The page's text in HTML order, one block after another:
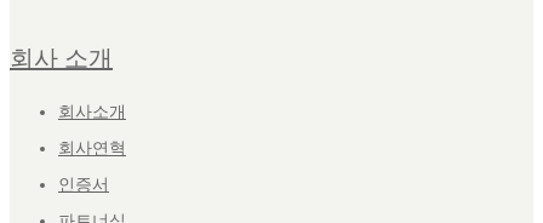
회사 소개
회사소개
회사연혁
인증서